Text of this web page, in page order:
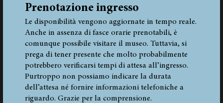
La
ricostruzione
Prenotazione ingresso
Le disponibilità vengono aggiornate in tempo reale.
Anche in assenza di fasce orarie prenotabili, è
comunque possibile visitare il museo. Tuttavia, si
prega di tener presente che molto probabilmente
potrebbero verificarsi tempi di attesa all’ingresso.
Purtroppo non possiamo indicare la durata
dell’attesa né fornire informazioni telefoniche a
riguardo. Grazie per la comprensione.